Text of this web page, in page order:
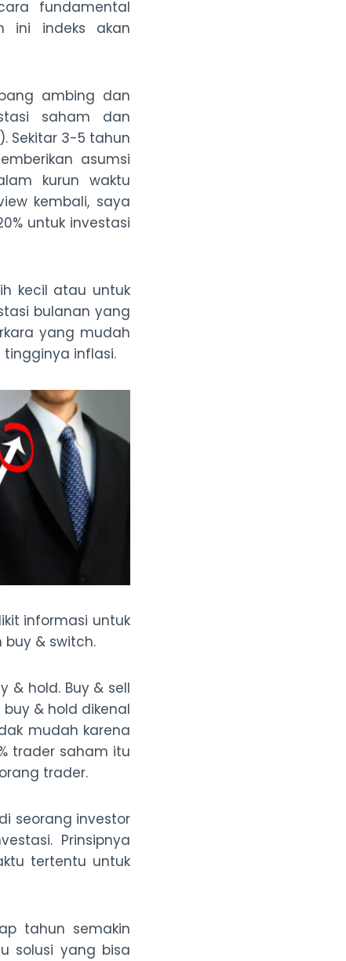
fundamental
ini indeks akan
ambing dan
saham dan
). Sekitar 3-5 tahun
asumsi
kurun waktu
kembali, saya
untuk investasi
kecil atau untuk
bulanan yang
yang mudah
inflasi.
informasi untuk
& switch.
& hold. Buy & sell
& hold dikenal
mudah karena
trader saham itu
trader.
seorang investor
Prinsipnya
tertentu untuk
tahun semakin
solusi yang bisa